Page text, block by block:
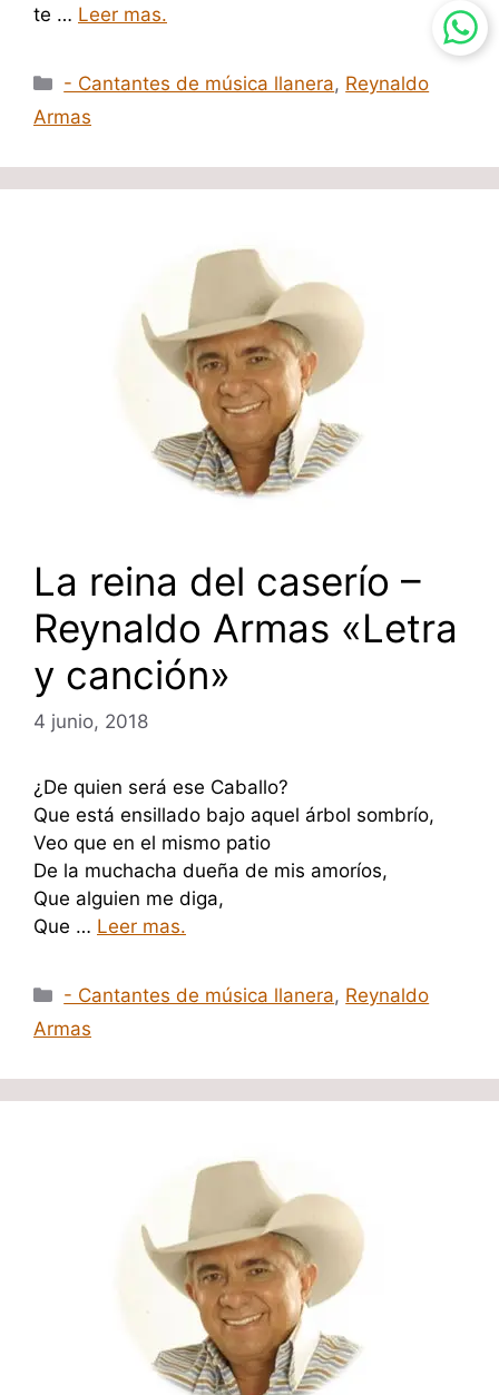
te … Leer mas.
Categorías
- Cantantes de música llanera, Reynaldo
Armas
La reina del caserío –
Reynaldo Armas «Letra
y canción»
4 junio, 2018
¿De quien será ese Caballo?
Que está ensillado bajo aquel árbol sombrío,
Veo que en el mismo patio
De la muchacha dueña de mis amoríos,
Que alguien me diga,
Que … Leer mas.
Categorías
- Cantantes de música llanera, Reynaldo
Armas